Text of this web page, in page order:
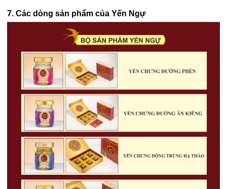
7. Các dòng sản phẩm của Yến Ngự